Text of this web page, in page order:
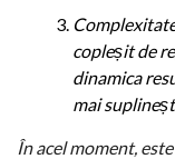
copleșit de
dinamica
mai
În acel moment,